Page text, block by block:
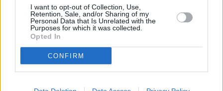
I want to opt-out of Collection, Use,
Retention, Sale, and/or Sharing of my
Personal Data that Is Unrelated with the
Purposes for which it was collected.
Opted In
CONFIRM
Ένας στους δύο καταναλωτές (53%) σκοπεύει να
περάσει τις γιορτές στο σπίτι με οικογένεια ή φίλους,
πρόθεση που καταγράφεται πιο έντονα στις
μεγαλύτερες ηλικίες. Την ίδια ώρα, 41% ανέφεραν ότι
θα αγοράσουν δώρα για τα αγαπημένα τους